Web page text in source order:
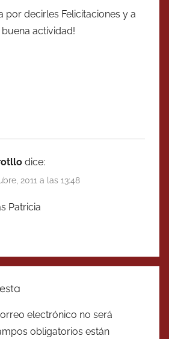
por decirles Felicitaciones y a
actividad!
dice:
2011 a las 13:48
Patricia
electrónico no será
obligatorios están